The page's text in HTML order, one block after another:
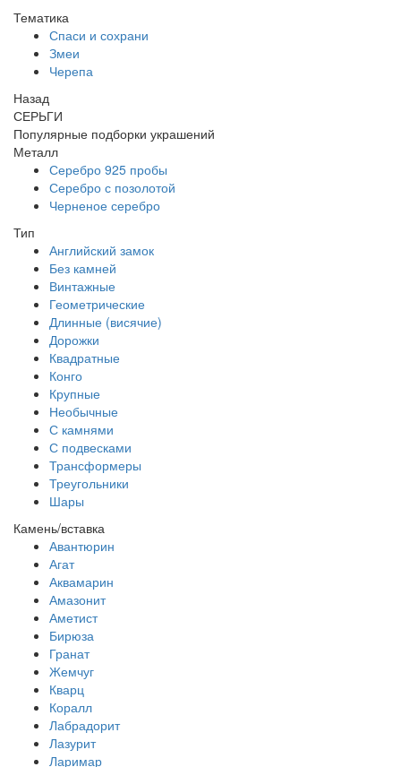
Тематика
Спаси и сохрани
Змеи
Черепа
Назад
СЕРЬГИ
Популярные подборки украшений
Металл
Серебро 925 пробы
Серебро с позолотой
Черненое серебро
Тип
Английский замок
Без камней
Винтажные
Геометрические
Длинные (висячие)
Дорожки
Квадратные
Конго
Крупные
Необычные
С камнями
С подвесками
Трансформеры
Треугольники
Шары
Камень/вставка
Авантюрин
Агат
Аквамарин
Амазонит
Аметист
Бирюза
Гранат
Жемчуг
Кварц
Коралл
Лабрадорит
Лазурит
Ларимар